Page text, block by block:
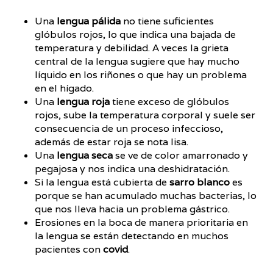
Una lengua pálidano tiene suficientes
glóbulos rojos, lo que indica una bajada de
temperatura y debilidad. A veces la grieta
central de la lengua sugiere que hay mucho
líquido en los riñones o que hay un problema
en el hígado.
Una lengua rojatiene exceso de glóbulos
rojos, sube la temperatura corporal y suele ser
consecuencia de un proceso infeccioso,
además de estar roja se nota lisa.
Una lengua secase ve de color amarronado y
pegajosa y nos indica una deshidratación.
Si la lengua está cubierta de sarro blancoes
porque se han acumulado muchas bacterias, lo
que nos lleva hacia un problema gástrico.
Erosiones en la boca de manera prioritaria en
la lengua se están detectando en muchos
pacientes concovid.